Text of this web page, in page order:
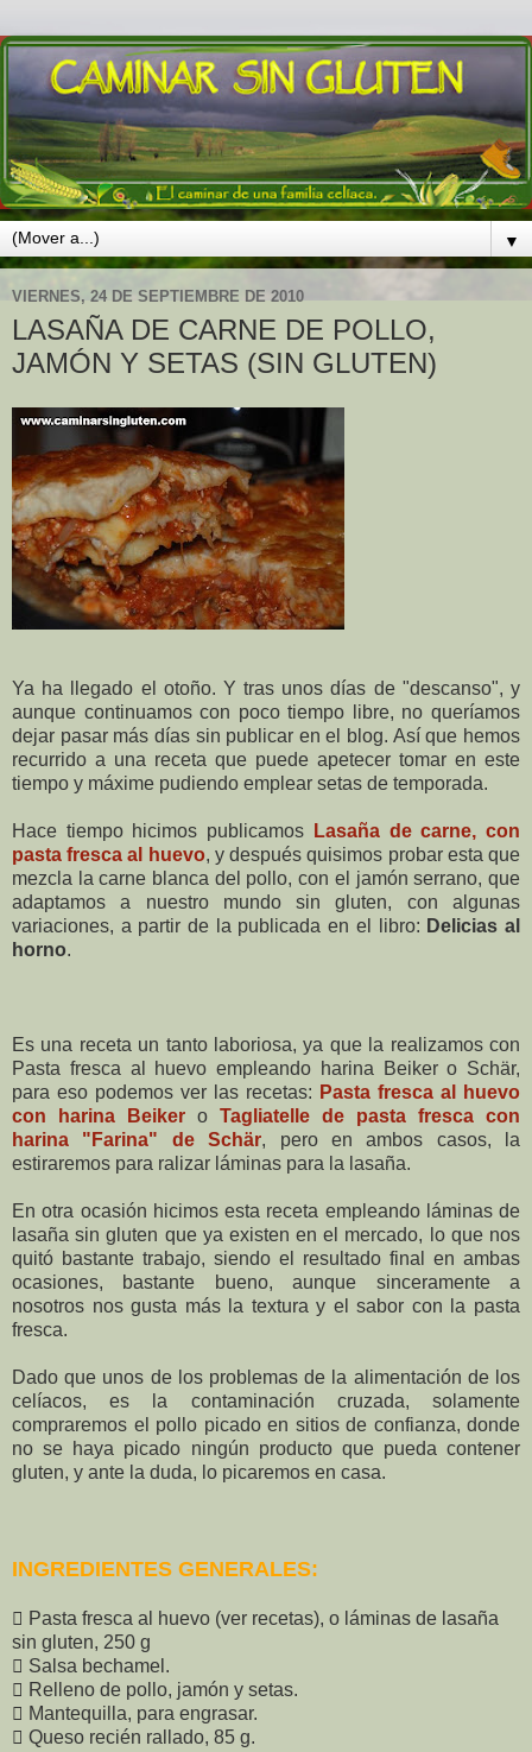
▼
VIERNES, 24 DE SEPTIEMBRE DE 2010
LASAÑA DE CARNE DE POLLO,
JAMÓN Y SETAS (SIN GLUTEN)
Ya ha llegado el otoño. Y tras unos días de "descanso", y
aunque continuamos con poco tiempo libre, no queríamos
dejar pasar más días sin publicar en el blog. Así que hemos
recurrido a una receta que puede apetecer tomar en este
tiempo y máxime pudiendo emplear setas de temporada.
Hace tiempo hicimos publicamos
Lasaña de carne, con
pasta fresca al huevo, y después quisimos probar esta que
mezcla la carne blanca del pollo, con el jamón serrano, que
adaptamos a nuestro mundo sin gluten, con algunas
variaciones, a partir de la publicada en el libro: Delicias al
horno.
Es una receta un tanto laboriosa, ya que la realizamos con
Pasta fresca al huevo empleando harina Beiker o Schär,
para eso podemos ver las recetas: Pasta fresca al huevo
con harina Beiker o Tagliatelle de pasta fresca con
harina "Farina" de Schär, pero en ambos casos, la
estiraremos para ralizar láminas para la lasaña.
En otra ocasión hicimos esta receta empleando láminas de
lasaña sin gluten que ya existen en el mercado, lo que nos
quitó bastante trabajo, siendo el resultado final en ambas
ocasiones, bastante bueno, aunque sinceramente a
nosotros nos gusta más la textura y el sabor con la pasta
fresca.
Dado que unos de los problemas de la alimentación de los
celíacos, es la contaminación cruzada, solamente
compraremos el pollo picado en sitios de confianza, donde
no se haya picado ningún producto que pueda contener
gluten, y ante la duda, lo picaremos en casa.
INGREDIENTES GENERALES:
 Pasta fresca al huevo (ver recetas), o láminas de lasaña
sin gluten, 250 g
 Salsa bechamel.
 Relleno de pollo, jamón y setas.
 Mantequilla, para engrasar.
 Queso recién rallado, 85 g.